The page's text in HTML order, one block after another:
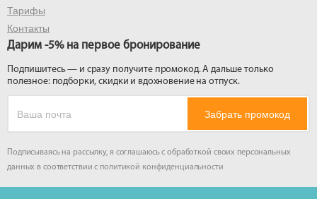
Тарифы
Контакты
Дарим -5% на первое бронирование
Подпишитесь — и сразу получите промокод. А дальше только
полезное: подборки, скидки и вдохновение на отпуск.
Забрать промокод
Подписываясь на рассылку, я соглашаюсь с обработкой своих персональных
данных в соответствии с политикой конфиденциальности